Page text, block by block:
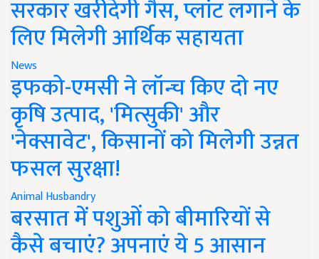
सरकार खरीदेगी गैस, प्लांट लगाने के
लिए मिलेगी आर्थिक सहायता
News
इफको-एमसी ने लॉन्च किए दो नए
कृषि उत्पाद, 'मित्सुकी' और
'नेक्सावेट', किसानों को मिलेगी उन्नत
फसल सुरक्षा!
Animal Husbandry
बरसात में पशुओं को बीमारियों से
कैसे बचाएं? अपनाएं ये 5 आसान